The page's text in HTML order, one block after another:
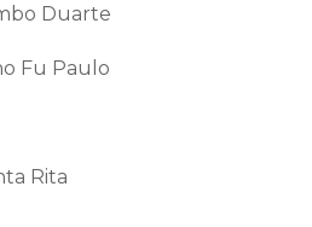
Duarte
Fu Paulo
Rita